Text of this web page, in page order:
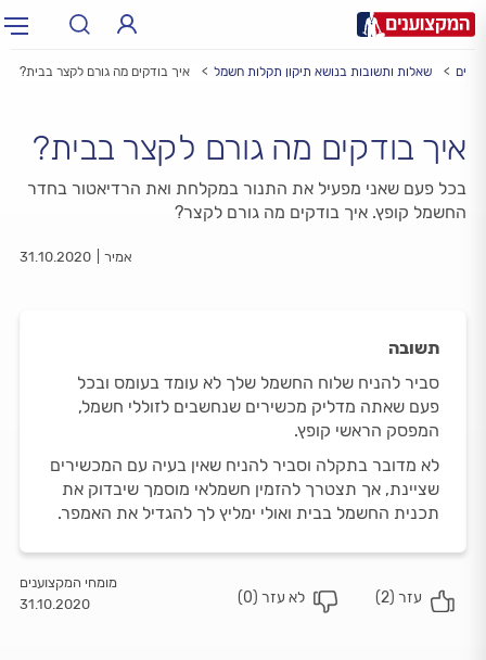
עיר: תל אביב, חיפה…
שאלות ותשובות בנושא תיקון תקלות חשמל איך בודקים מה גורם לקצר בבית?
איך בודקים מה גורם לקצר בבית?
בכל פעם שאני מפעיל את התנור במקלחת ואת הרדיאטור בחדר
החשמל קופץ. איך בודקים מה גורם לקצר?
אמיר 31.10.2020
תשובה
סביר להניח שלוח החשמל שלך לא עומד בעומס ובכל
פעם שאתה מדליק מכשירים שנחשבים לזוללי חשמל,
המפסק הראשי קופץ.
לא מדובר בתקלה וסביר להניח שאין בעיה עם המכשירים
שציינת, אך תצטרך להזמין חשמלאי מוסמך שיבדוק את
תכנית החשמל בבית ואולי ימליץ לך להגדיל את האמפר.
2
)
0
)
מומחי המקצוענים
31.10.2020